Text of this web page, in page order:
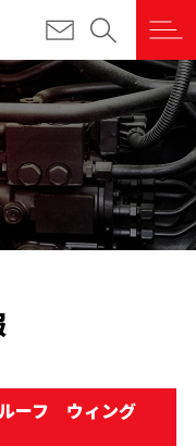
ーフ ウィング